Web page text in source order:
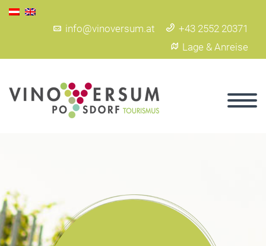
info@vinoversum.at
+43 2552 20371
Lage & Anreise